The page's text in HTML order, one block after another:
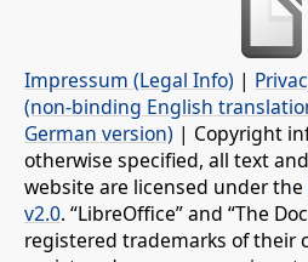
Impressum (Legal Info) |
(non-binding English
German version) | Copyright
otherwise specified, all text
website are licensed under the
v2.0. “LibreOffice” and “The
registered trademarks of their